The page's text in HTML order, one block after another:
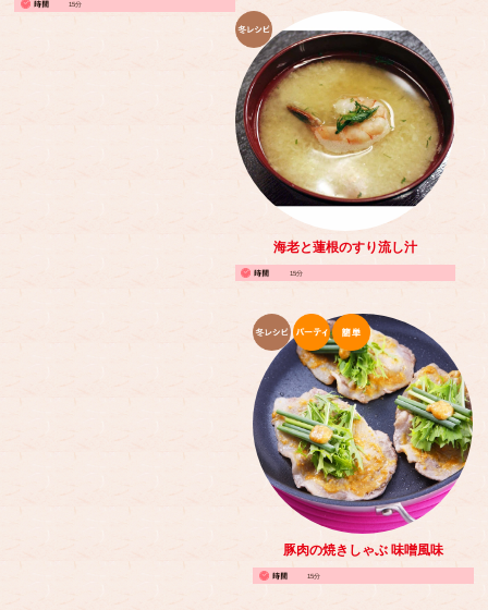
15分
海老と蓮根のすり流し汁
15分
豚肉の焼きしゃぶ 味噌風味
15分